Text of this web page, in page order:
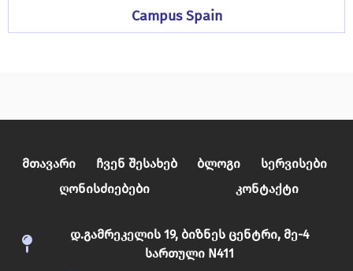
Campus Spain
Მთავარი Ჩვენ Შესახებ Ბლოგი
Სერვისები
Ღონისძიებები
Კონტაქტი
დ.გამრეკელის 19, ბიზნეს ცენტრი, მე-4
სართული N411